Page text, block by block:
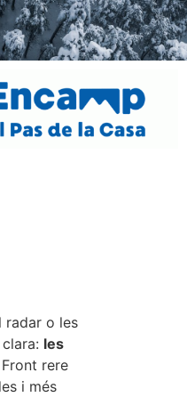
radar o les
les
Front rere
i més